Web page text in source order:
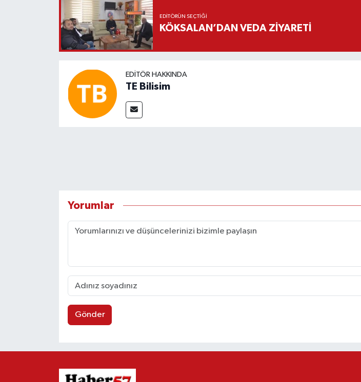
EDITÖRÜN SEÇTIĞI
KÖKSALAN’DAN VEDA ZİYARETİ
EDITÖR HAKKINDA
TE Bilisim
Yorumlar
Gönder